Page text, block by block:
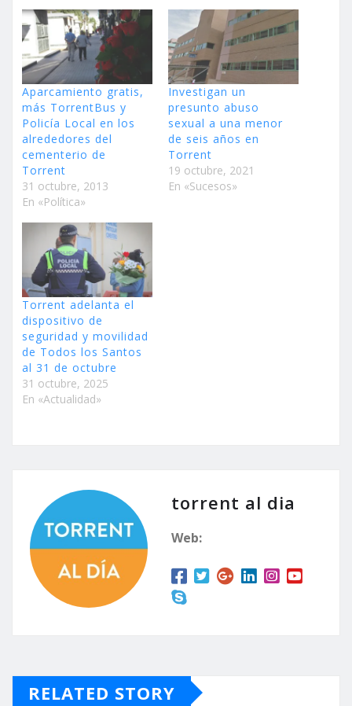
Aparcamiento gratis,
más TorrentBus y
Policía Local en los
alrededores del
cementerio de
Torrent
31 octubre, 2013
En «Política»
Investigan un
presunto abuso
sexual a una menor
de seis años en
Torrent
19 octubre, 2021
En «Sucesos»
Torrent adelanta el
dispositivo de
seguridad y movilidad
de Todos los Santos
al 31 de octubre
31 octubre, 2025
En «Actualidad»
torrent al dia
Web:
RELATED STORY